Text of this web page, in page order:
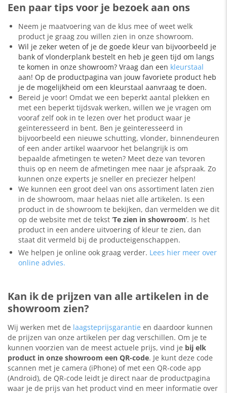
Een paar tips voor je bezoek aan ons
Neem je maatvoering van de klus mee of weet welk
product je graag zou willen zien in onze showroom.
Wil je zeker weten of je de goede kleur van bijvoorbeeld je
bank of vlonderplank bestelt en heb je geen tijd om langs
te komen in onze showroom? Vraag dan een kleurstaal
aan! Op de productpagina van jouw favoriete product heb
je de mogelijkheid om een kleurstaal aanvraag te doen.
Bereid je voor! Omdat we een beperkt aantal plekken en
met een beperkt tijdsvak werken, willen we je vragen om
vooraf zelf ook in te lezen over het product waar je
geïnteresseerd in bent. Ben je geïnteresseerd in
bijvoorbeeld een nieuwe schutting, vlonder, binnendeuren
of een ander artikel waarvoor het belangrijk is om
bepaalde afmetingen te weten? Meet deze van tevoren
thuis op en neem de afmetingen mee naar je afspraak. Zo
kunnen onze experts je sneller en preciezer helpen!
We kunnen een groot deel van ons assortiment laten zien
in de showroom, maar helaas niet alle artikelen. Is een
product in de showroom te bekijken, dan vermelden we dit
op de website met de tekst ‘Te zien in showroom’. Is het
product in een andere uitvoering of kleur te zien, dan
staat dit vermeld bij de producteigenschappen.
We helpen je online ook graag verder. Lees hier meer over
online advies.
Kan ik de prijzen van alle artikelen in de
showroom zien?
Wij werken met de laagsteprijsgarantie en daardoor kunnen
de prijzen van onze artikelen per dag verschillen. Om je te
kunnen voorzien van de meest actuele prijs, vind je bij elk
product in onze showroom een QR-code. Je kunt deze code
scannen met je camera (iPhone) of met een QR-code app
(Android), de QR-code leidt je direct naar de productpagina
waar je de prijs van het product vind en meer informatie over